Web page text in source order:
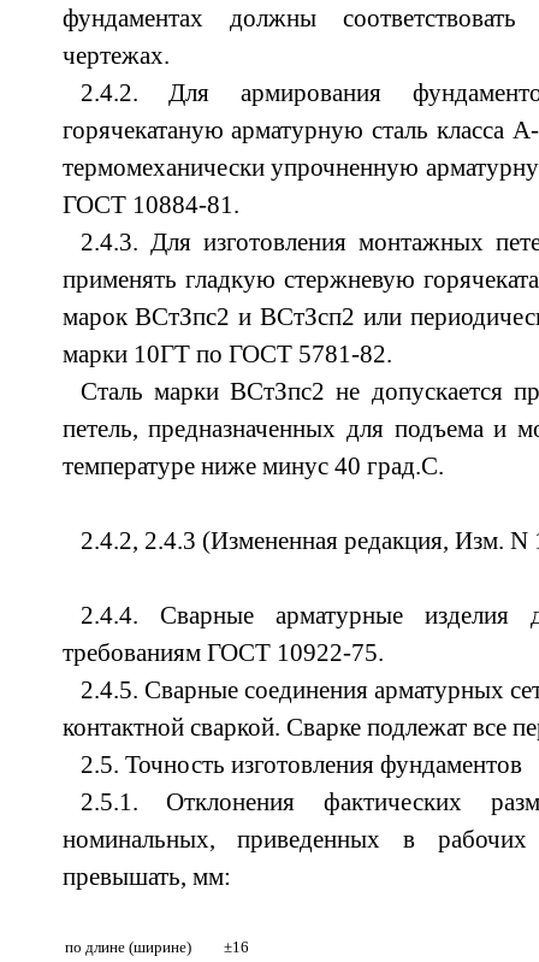
фундаментах должны
чертежах.
2.4.2. Для армирования
горячекатаную арматурную сталь
термомеханически упрочненную
ГОСТ 10884-81.
2.4.3. Для изготовления монтажных
применять гладкую стержневую
марок ВСтЗпс2 и ВСтЗсп2 или
марки 10ГТ по ГОСТ 5781-82.
Сталь марки ВСтЗпс2 не допускается
петель, предназначенных для подъема и
температуре ниже минус 40 град.С.
2.4.2, 2.4.3 (Измененная редакция, Изм. N
2.4.4. Сварные арматурные изделия
требованиям ГОСТ 10922-75.
2.4.5. Сварные соединения арматурных
контактной сваркой. Сварке подлежат все
2.5. Точность изготовления фундаментов
2.5.1. Отклонения фактических
номинальных, приведенных в
превышать, мм:
по длине (ширине)
±16